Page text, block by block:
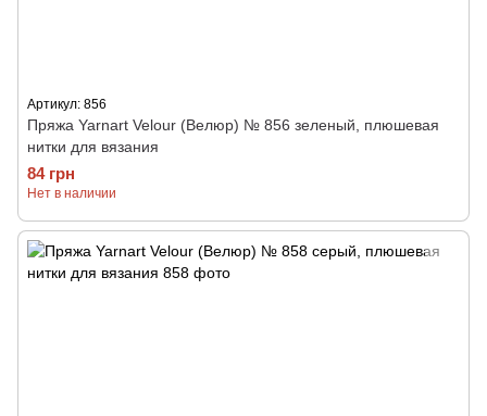
Артикул: 856
Пряжа Yarnart Velour (Велюр) № 856 зеленый, плюшевая
нитки для вязания
84 грн
Нет в наличии